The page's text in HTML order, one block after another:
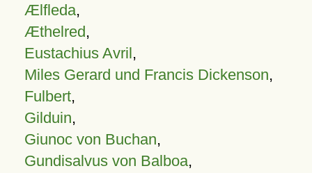
Ælfleda,
Æthelred,
Eustachius Avril,
Miles Gerard und Francis Dickenson,
Fulbert,
Gilduin,
Giunoc von Buchan,
Gundisalvus von Balboa,